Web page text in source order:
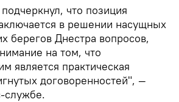
что позиция
в решении насущных
берегов Днестра вопросов,
на том, что
является практическая
договоренностей", —
службе.